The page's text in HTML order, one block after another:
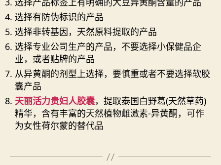
选择有防伪标识的产品
选择非转基因，天然原料提取的产品
选择专业公司生产的产品，不要选择小保健品企
业，或者贴牌的产品
从异黄酮的剂型上选择，要慎重或者不要选择软胶
囊产品
天丽活力贵妇人胶囊，提取泰国白野葛(天然草药)
精华，含有丰富的天然植物雌激素-异黄酮，可作
为女性荷尔蒙的替代品